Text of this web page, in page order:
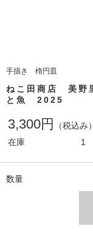
手描き 楕円皿
ねこ田商店 美
と魚 2025
3,300円
（税込み）
在庫
1
数量